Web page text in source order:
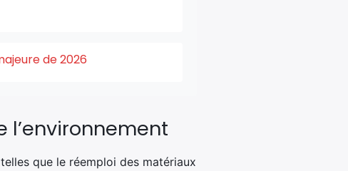
de 2026
que le réemploi des matériaux